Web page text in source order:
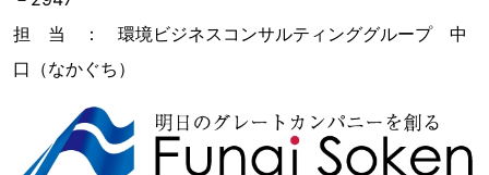
担 当 ： 環境ビジネスコンサルティンググループ 中
口（なかぐち）